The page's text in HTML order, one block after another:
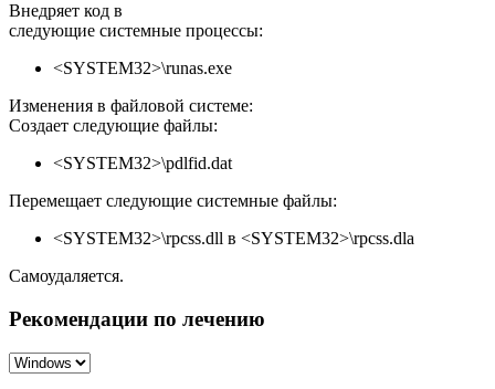
Внедряет код в
следующие системные процессы:
<SYSTEM32>\runas.exe
Изменения в файловой системе:
Создает следующие файлы:
<SYSTEM32>\pdlfid.dat
Перемещает следующие системные файлы:
<SYSTEM32>\rpcss.dll в <SYSTEM32>\rpcss.dla
Самоудаляется.
Рекомендации по лечению